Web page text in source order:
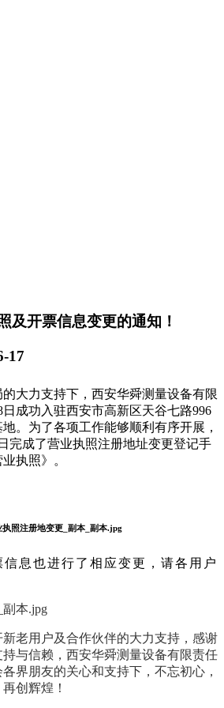
及开票信息变更的通知！
17
大力支持下，西安华舜测量设备有限
成功入驻西安市高新区天谷七路996
。为了各项工作能够顺利有序开展，
完成了营业执照注册地址变更登记手
执照》。
息也进行了相应变更，请各用户
老用户及合作伙伴的大力支持，感谢
与信赖，西安华舜测量设备有限责任
界朋友的关心和支持下，不忘初心，
创辉煌！